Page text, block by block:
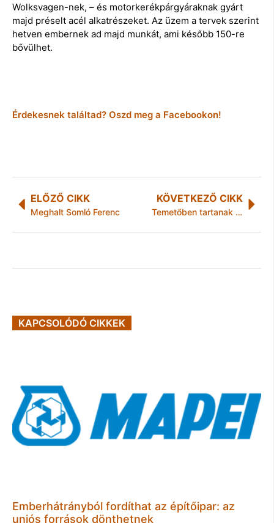
Wolksvagen-nek, – és motorkerékpárgyáraknak gyárt
majd préselt acél alkatrészeket. Az üzem a tervek szerint
hetven embernek ad majd munkát, ami később 150-re
bővülhet.
Érdekesnek találtad? Oszd meg a Facebookon!
ELŐZŐ CIKK
Meghalt Somló Ferenc
KÖVETKEZŐ CIKK
Temetőben tartanak koncertet a magyar zenészek
KAPCSOLÓDÓ CIKKEK
Emberhátrányból fordíthat az építőipar: az
uniós források dönthetnek